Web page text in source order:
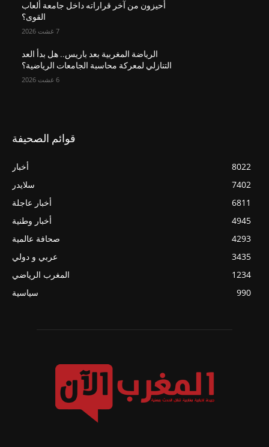
أحيزون من آخر قراراته داخل جامعة ألعاب
القوى؟
7 غشت 2026
الرياضة المغربية بعد باريس.. هل بدأ العد
التنازلي لمعركة محاسبة الجامعات الرياضية؟
6 غشت 2026
قوائم الصحيفة
أخبار
8022
سلايدر
7402
أخبار عاجلة
6811
أخبار وطنية
4945
صحافة عالمية
4293
عربي و دولي
3435
المغرب الرياضي
1234
سياسية
990